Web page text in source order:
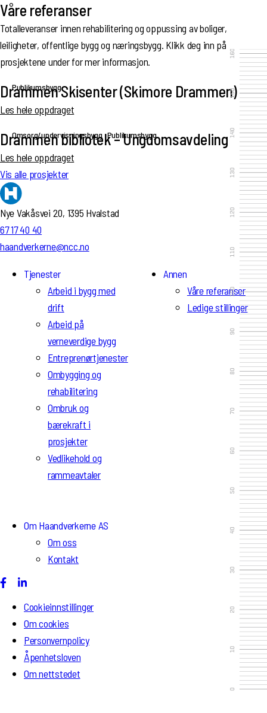
Våre referanser
Totalleveranser innen rehabilitering og oppussing av boliger,
leiligheter, offentlige bygg og næringsbygg. Klikk deg inn på
prosjektene under for mer informasjon.
Drammen Skisenter (Skimore Drammen)
Publikumsbygg
Les hele oppdraget
Drammen bibliotek – Ungdomsavdeling
Omsorg/undervisningsbygg Publikumsbygg
Les hele oppdraget
Vis alle prosjekter
Nye Vakåsvei 20, 1395 Hvalstad
67 17 40 40
haandverkerne@ncc.no
Tjenester
Arbeid i bygg med
drift
Arbeid på
verneverdige bygg
Entreprenørtjenester
Ombygging og
rehabilitering
Ombruk og
bærekraft i
prosjekter
Vedlikehold og
rammeavtaler
Annen
Våre referanser
Ledige stillinger
Om Haandverkerne AS
Om oss
Kontakt
Cookieinnstillinger
Om cookies
Personvernpolicy
Åpenhetsloven
Om nettstedet